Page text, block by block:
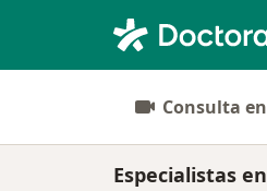
Consulta
Especialistas